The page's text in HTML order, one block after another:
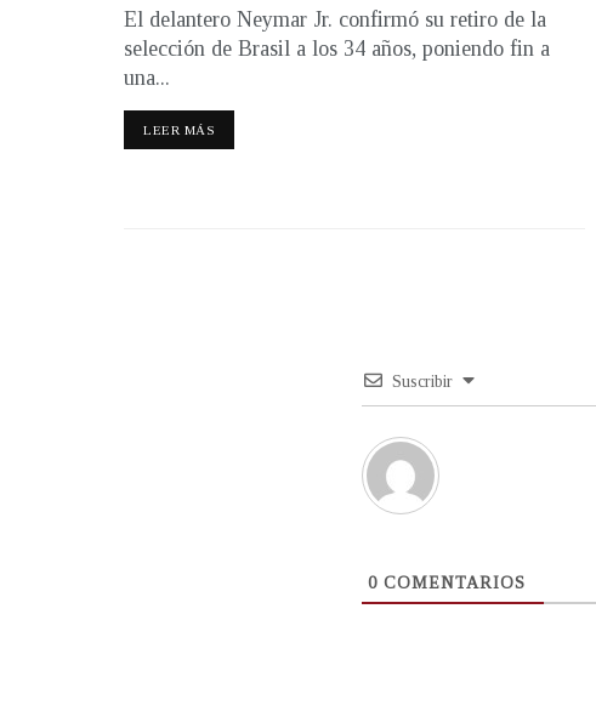
El delantero Neymar Jr. confirmó su retiro de la
selección de Brasil a los 34 años, poniendo fin a
una...
LEER MÁS
Suscribir
0 COMENTARIOS